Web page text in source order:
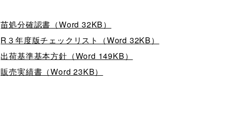
苗処分確認書（Word 32KB）
R３年度版チェックリスト（Word 32KB）
出荷基準基本方針（Word 149KB）
販売実績書（Word 23KB）